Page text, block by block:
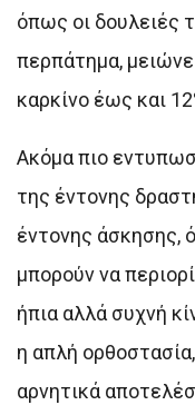
όπως οι δουλειές
περπάτημα,
καρκίνο έως και
Ακόμα πιο
της έντονης
έντονης άσκησης,
μπορούν να
ήπια αλλά συχνή
η απλή
αρνητικά